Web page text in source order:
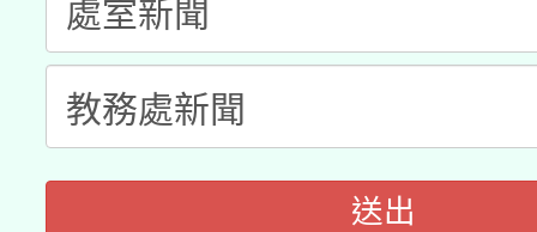
送出